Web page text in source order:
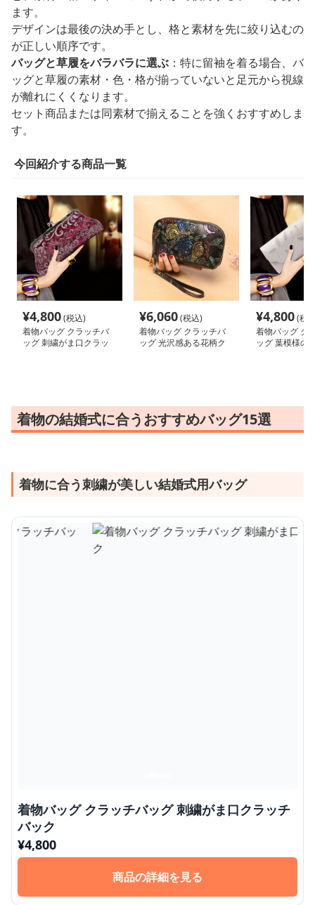
ます。
デザインは最後の決め手とし、格と素材を先に絞り込むの
が正しい順序です。
バッグと草履をバラバラに選ぶ ：特に留袖を着る場合、バ
ッグと草履の素材・色・格が揃っていないと足元から視線
が離れにくくなります。
セット商品または同素材で揃えることを強くおすすめしま
す。
今回紹介する商品一覧
¥4,800(税込)
着物バッグ クラッチバ
ッグ 刺繍がま口クラッ
¥6,060(税込)
着物バッグ クラッチバ
ッグ 光沢感ある花柄ク
¥4,800(税
着物バッグ ク
ッグ 葉模様の
着物の結婚式に合うおすすめバッグ15選
着物に合う刺繍が美しい結婚式用バッグ
着物バッグ クラッチバッグ 刺繍がま口クラッチ
バック
¥4,800
商品の詳細を見る